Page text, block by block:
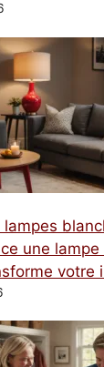
lampes
une
votre